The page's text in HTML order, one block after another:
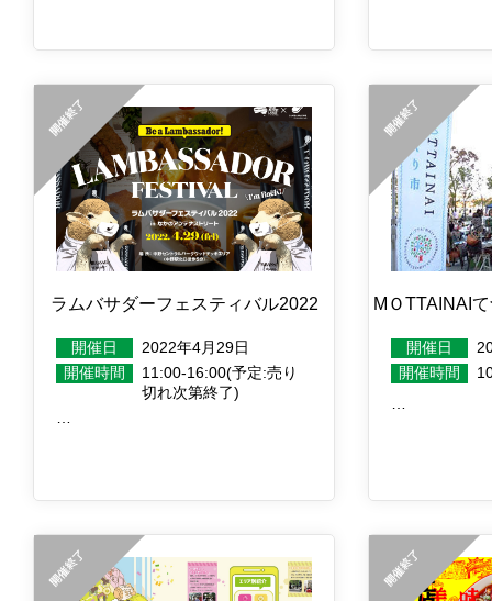
ラムバサダーフェスティバル2022
開催日
2022年4月29日
開催時間
11:00-16:00(予定:売り
切れ次第終了)
MＯTTAINAI
開催日
開催時間